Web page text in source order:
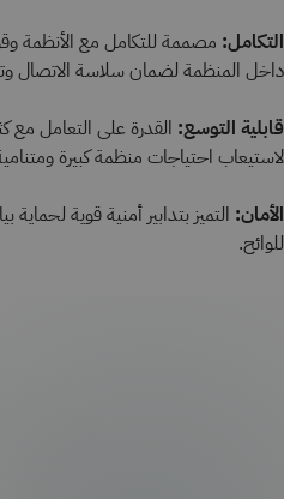
التكامل: مصممة للتكامل مع الأنظمة
داخل المنظمة لضمان سلاسة الاتصال
قابلية التوسع: القدرة على التعامل مع
لاستيعاب احتياجات منظمة كبيرة
الأمان: التميز بتدابير أمنية قوية
للوائح.